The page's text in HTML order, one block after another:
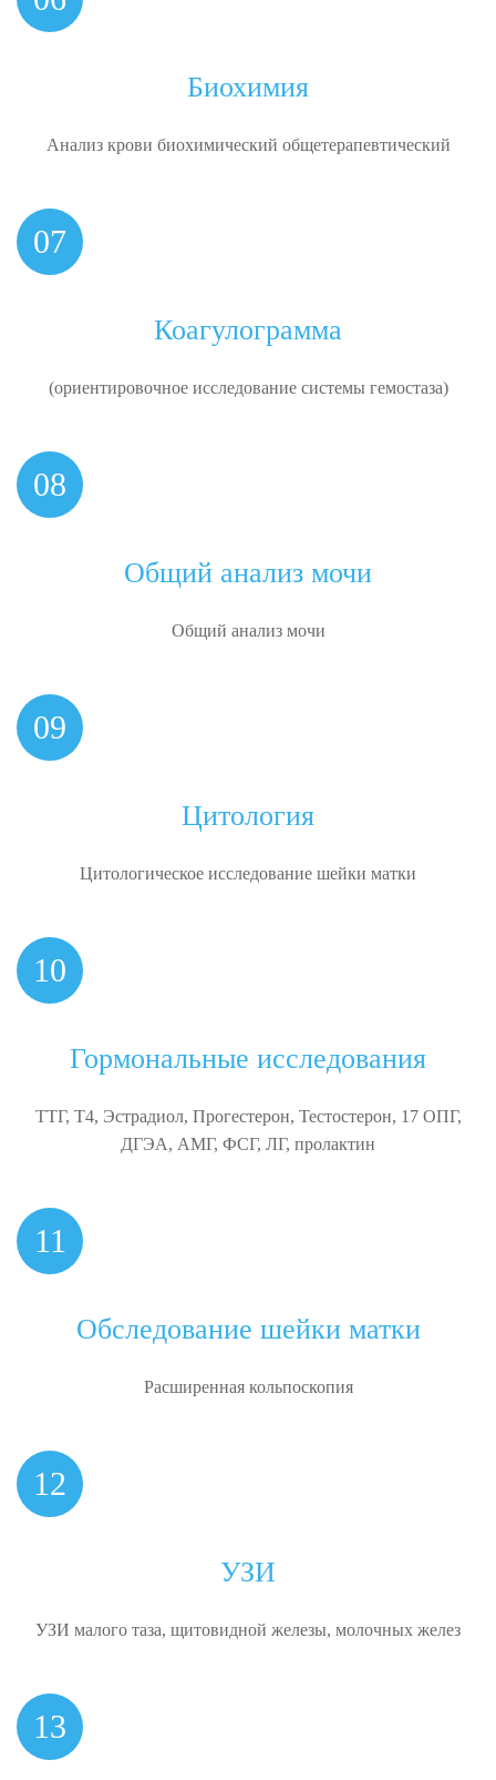
Биохимия
Анализ крови биохимический общетерапевтический
07
Коагулограмма
(ориентировочное исследование системы гемостаза)
08
Общий анализ мочи
Общий анализ мочи
09
Цитология
Цитологическое исследование шейки матки
10
Гормональные исследования
ТТГ, Т4, Эстрадиол, Прогестерон, Тестостерон, 17 ОПГ,
ДГЭА, АМГ, ФСГ, ЛГ, пролактин
11
Обследование шейки матки
Расширенная кольпоскопия
12
УЗИ
УЗИ малого таза, щитовидной железы, молочных желез
13